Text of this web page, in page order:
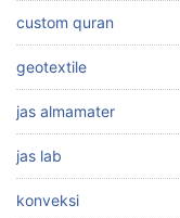
custom quran
geotextile
jas almamater
jas lab
konveksi